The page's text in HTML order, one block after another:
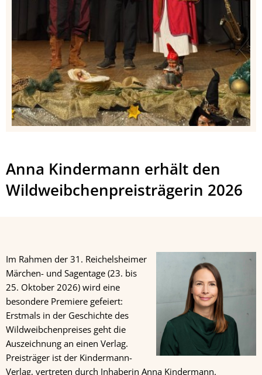
Anna Kindermann erhält den
Wildweibchenpreisträgerin 2026
Im Rahmen der 31. Reichelsheimer
Märchen- und Sagentage (23. bis
25. Oktober 2026) wird eine
besondere Premiere gefeiert:
Erstmals in der Geschichte des
Wildweibchenpreises geht die
Auszeichnung an einen Verlag.
Preisträger ist der Kindermann-
Verlag, vertreten durch Inhaberin Anna Kindermann.